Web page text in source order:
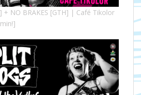
+ NO BRAKES [GTH] | Café Tikolor